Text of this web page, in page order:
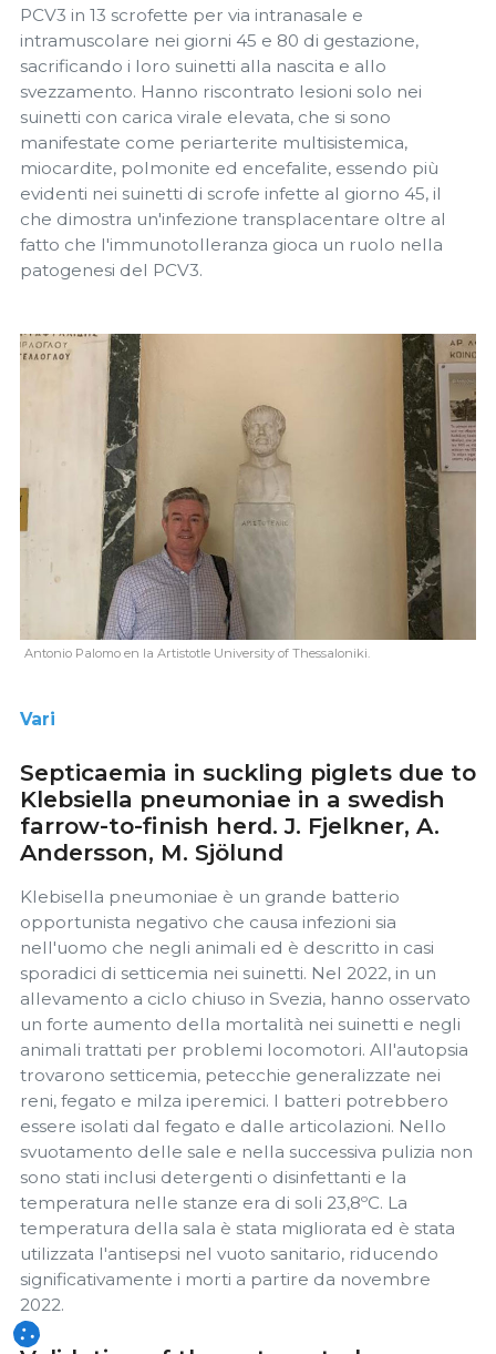
PCV3 in 13 scrofette per via intranasale e
intramuscolare nei giorni 45 e 80 di gestazione,
sacrificando i loro suinetti alla nascita e allo
svezzamento. Hanno riscontrato lesioni solo nei
suinetti con carica virale elevata, che si sono
manifestate come periarterite multisistemica,
miocardite, polmonite ed encefalite, essendo più
evidenti nei suinetti di scrofe infette al giorno 45, il
che dimostra un'infezione transplacentare oltre al
fatto che l'immunotolleranza gioca un ruolo nella
patogenesi del PCV3.
Antonio Palomo en la Artistotle University of Thessaloniki.
Vari
Septicaemia in suckling piglets due to
Klebsiella pneumoniae in a swedish
farrow-to-finish herd. J. Fjelkner, A.
Andersson, M. Sjölund
Klebisella pneumoniae è un grande batterio
opportunista negativo che causa infezioni sia
nell'uomo che negli animali ed è descritto in casi
sporadici di setticemia nei suinetti. Nel 2022, in un
allevamento a ciclo chiuso in Svezia, hanno osservato
un forte aumento della mortalità nei suinetti e negli
animali trattati per problemi locomotori. All'autopsia
trovarono setticemia, petecchie generalizzate nei
reni, fegato e milza iperemici. I batteri potrebbero
essere isolati dal fegato e dalle articolazioni. Nello
svuotamento delle sale e nella successiva pulizia non
sono stati inclusi detergenti o disinfettanti e la
temperatura nelle stanze era di soli 23,8ºC. La
temperatura della sala è stata migliorata ed è stata
utilizzata l'antisepsi nel vuoto sanitario, riducendo
significativamente i morti a partire da novembre
2022.